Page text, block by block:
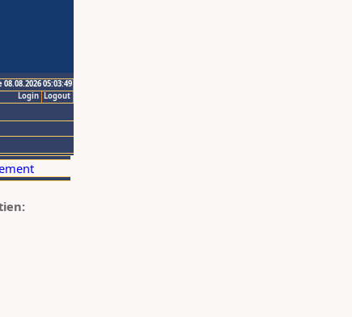
05:03:49
Logout
Login